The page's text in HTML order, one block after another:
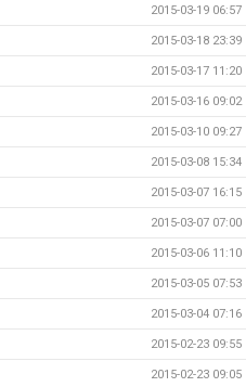
2015-03-19 06:57
2015-03-18 23:39
2015-03-17 11:20
2015-03-16 09:02
2015-03-10 09:27
2015-03-08 15:34
2015-03-07 16:15
2015-03-07 07:00
2015-03-06 11:10
2015-03-05 07:53
2015-03-04 07:16
2015-02-23 09:55
2015-02-23 09:05